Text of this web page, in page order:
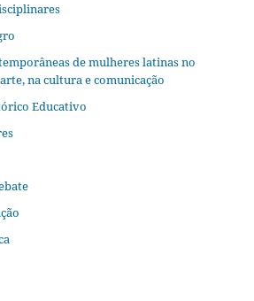
de mulheres latinas no
na cultura e comunicação
Educativo